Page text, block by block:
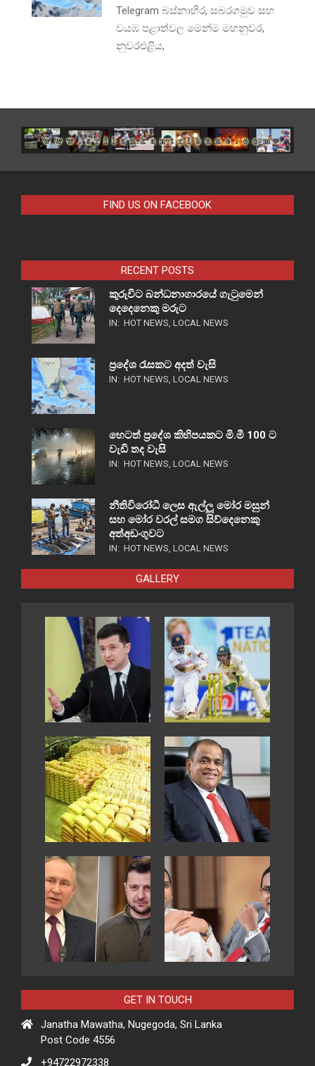
Telegram බස්නාහිර, සබරගමුව සහ
වයඹ පළාත්වල මෙන්ම මහනුවර,
නුවරඑළිය,
FIND US ON FACEBOOK
RECENT POSTS
කුරුවිට බන්ධනාගාරයේ ගැටුමෙන්
දෙදෙනෙකු මරුට
IN: HOT NEWS, LOCAL NEWS
ප්‍රදේශ රැසකට අදත් වැසි
IN: HOT NEWS, LOCAL NEWS
හෙටත් ප්‍රදේශ කිහිපයකට මි.මී 100 ට
වැඩි තද වැසි
IN: HOT NEWS, LOCAL NEWS
නීතිවිරෝධී ලෙස ඇල්ලූ මෝර මසුන්
සහ මෝර වරල් සමග සිව්දෙනෙකු
අත්අඩංගුවට
IN: HOT NEWS, LOCAL NEWS
GALLERY
GET IN TOUCH
Janatha Mawatha, Nugegoda, Sri Lanka
Post Code 4556
+94722972338